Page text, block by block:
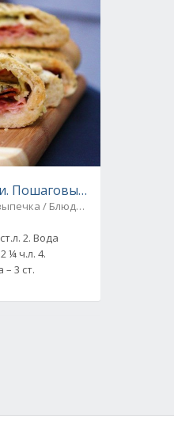
Пошаговый рецепт с
/ Блюда из мяса и птицы
2. Вода
¼ ч.л. 4.
3 ст.